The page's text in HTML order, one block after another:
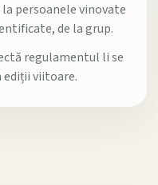
la persoanele vinovate
de la grup.
regulamentul li se
viitoare.